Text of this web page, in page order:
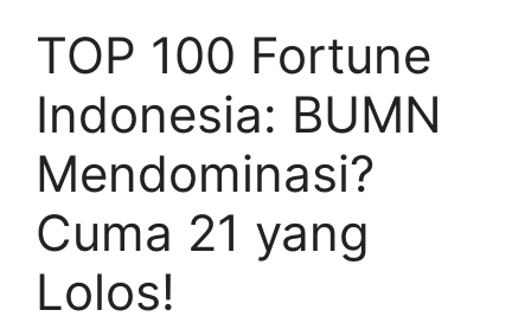
TOP 100 Fortune
Indonesia: BUMN
Mendominasi?
Cuma 21 yang
Lolos!